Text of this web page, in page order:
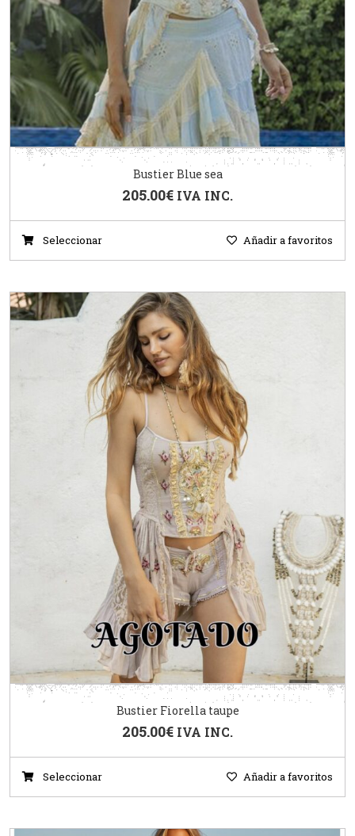
Bustier Blue sea
205.00€ IVA INC.
Seleccionar Añadir a favoritos
Bustier Fiorella taupe
205.00€ IVA INC.
Seleccionar Añadir a favoritos